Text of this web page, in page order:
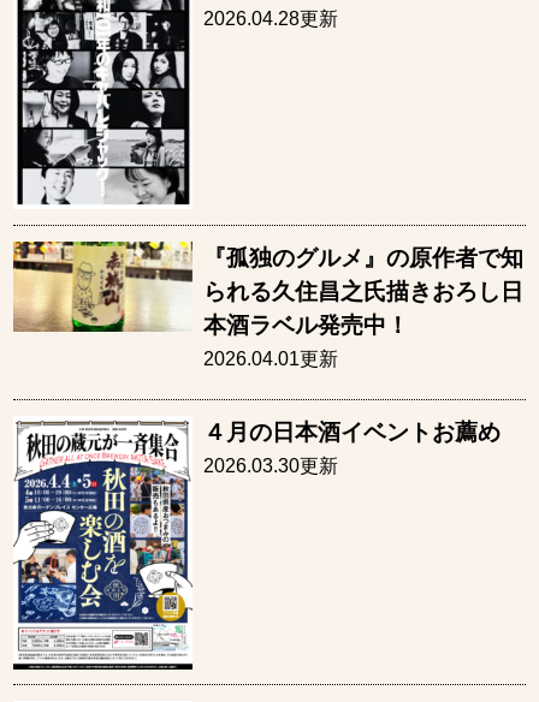
2026.04.28更新
『孤独のグルメ』の原作者で知
られる久住昌之氏描きおろし日
本酒ラベル発売中！
2026.04.01更新
４月の日本酒イベントお薦め
2026.03.30更新